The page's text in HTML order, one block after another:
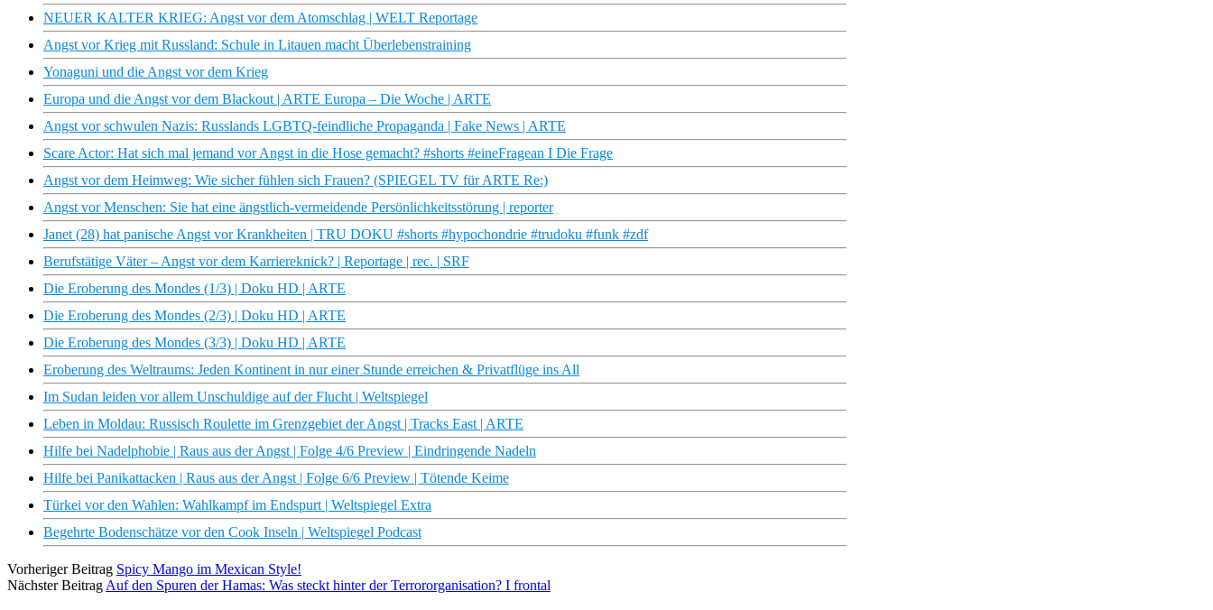
NEUER KALTER KRIEG: Angst vor dem Atomschlag | WELT Reportage
Angst vor Krieg mit Russland: Schule in Litauen macht Überlebenstraining
Yonaguni und die Angst vor dem Krieg
Europa und die Angst vor dem Blackout | ARTE Europa – Die Woche | ARTE
Angst vor schwulen Nazis: Russlands LGBTQ-feindliche Propaganda | Fake News | ARTE
Scare Actor: Hat sich mal jemand vor Angst in die Hose gemacht? #shorts #eineFragean I Die Frage
Angst vor dem Heimweg: Wie sicher fühlen sich Frauen? (SPIEGEL TV für ARTE Re:)
Angst vor Menschen: Sie hat eine ängstlich-vermeidende Persönlichkeitsstörung | reporter
Janet (28) hat panische Angst vor Krankheiten | TRU DOKU #shorts #hypochondrie #trudoku #funk #zdf
Berufstätige Väter – Angst vor dem Karriereknick? | Reportage | rec. | SRF
Die Eroberung des Mondes (1/3) | Doku HD | ARTE
Die Eroberung des Mondes (2/3) | Doku HD | ARTE
Die Eroberung des Mondes (3/3) | Doku HD | ARTE
Eroberung des Weltraums: Jeden Kontinent in nur einer Stunde erreichen & Privatflüge ins All
Im Sudan leiden vor allem Unschuldige auf der Flucht | Weltspiegel
Leben in Moldau: Russisch Roulette im Grenzgebiet der Angst | Tracks East | ARTE
Hilfe bei Nadelphobie | Raus aus der Angst | Folge 4/6 Preview | Eindringende Nadeln
Hilfe bei Panikattacken | Raus aus der Angst | Folge 6/6 Preview | Tötende Keime
Türkei vor den Wahlen: Wahlkampf im Endspurt | Weltspiegel Extra
Begehrte Bodenschätze vor den Cook Inseln | Weltspiegel Podcast
Vorheriger Beitrag Spicy Mango im Mexican Style!
Nächster Beitrag Auf den Spuren der Hamas: Was steckt hinter der Terrororganisation? I frontal